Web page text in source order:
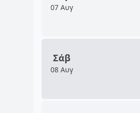
07 Αυγ
Σάβ
08 Αυγ